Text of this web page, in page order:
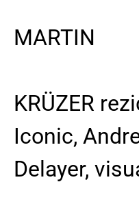
MARTIN
KRÜZER
Iconic,
Delayer,